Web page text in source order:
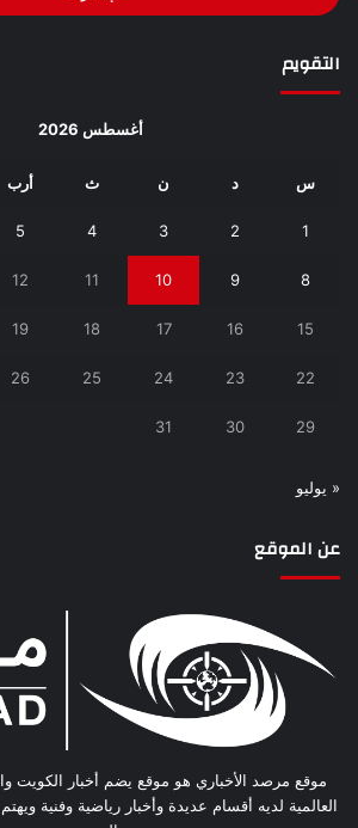
التقويم
أغسطس 2026
س د ن ث أرب
1
2
3
4
5
8
9
10
11
12
15
16
17
18
19
22
23
24
25
26
29
30
31
« يوليو
عن الموقع
موقع مرصد الأخباري هو موقع يضم أخبار الكويت
العالمية لديه أقسام عديدة وأخبار رياضية وفنية